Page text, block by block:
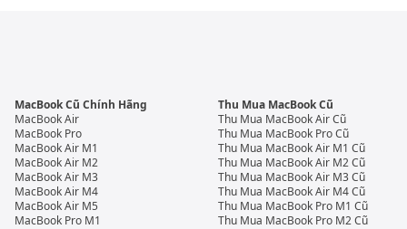
Trong khi đó, với phiên bản MacBook Pro 14 inch
2021 thì QMac lại đánh giá đây là chiếc MacBook Pro
M1 đáng mua nhất khi cân bằng giữa hiệu năng và
tính di động. Bên đó mức giá cũng dễ tiếp cận hơn.
Còn với phiên bản MacBook Pro 16 inch 2021, đây sẽ
MacBook Cũ Chính Hãng
MacBook Air
MacBook Pro
MacBook Air M1
MacBook Air M2
MacBook Air M3
MacBook Air M4
MacBook Air M5
MacBook Pro M1
Thu Mua MacBook Cũ
Thu Mua MacBook Air Cũ
Thu Mua MacBook Pro Cũ
Thu Mua MacBook Air M1 Cũ
Thu Mua MacBook Air M2 Cũ
Thu Mua MacBook Air M3 Cũ
Thu Mua MacBook Air M4 Cũ
Thu Mua MacBook Pro M1 Cũ
Thu Mua MacBook Pro M2 Cũ